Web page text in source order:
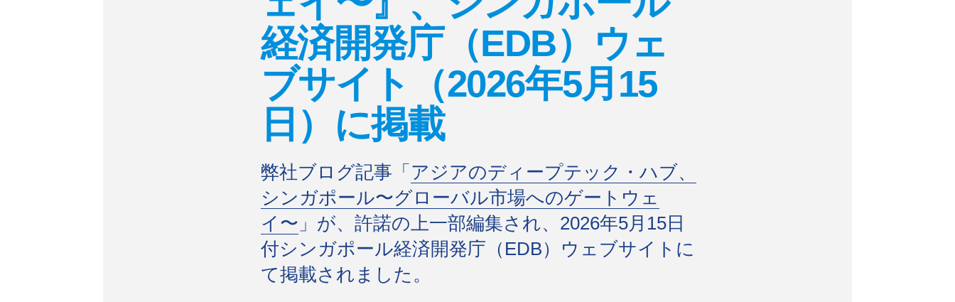
経済開発庁（EDB）ウェ
ブサイト（2026年5月15
日）に掲載
弊社ブログ記事「 アジアのディープテック・ハブ、
シンガポール〜グローバル市場へのゲートウェ
イ〜 」が、許諾の上一部編集され、2026年5月15日
付シンガポール経済開発庁（EDB）ウェブサイトに
て掲載されました。